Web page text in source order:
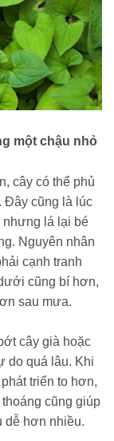
một chậu nhỏ
cây có thể phủ
Đây cũng là lúc
nhưng lá lại bé
Nguyên nhân
cạnh tranh
cũng bí hơn,
sau mưa.
cây già hoặc
do quá lâu. Khi
triển to hơn,
cũng giúp
dễ hơn nhiều.